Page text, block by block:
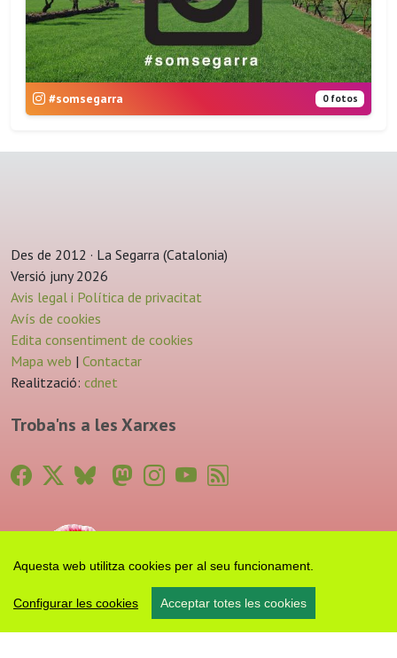
Aquesta web utilitza cookies per al seu funcionament.
Configurar les cookies Acceptar totes les cookies
#somsegarra 0 fotos
Des de 2012 · La Segarra (Catalonia)
Versió juny 2026
Avis legal i Política de privacitat
Avís de cookies
Edita consentiment de cookies
Mapa web | Contactar
Realització: cdnet
Troba'ns a les Xarxes